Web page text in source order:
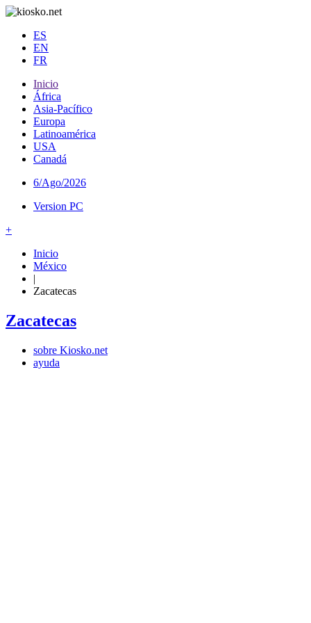
ES
EN
FR
Inicio
África
Asia-Pacífico
Europa
Latinoamérica
USA
Canadá
6/Ago/2026
Version PC
+
Inicio
México
|
Zacatecas
Zacatecas
sobre Kiosko.net
ayuda